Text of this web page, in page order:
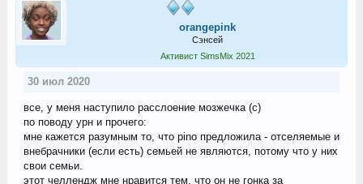
orangepink
Сэнсей
Активист SimsMix 2021
30 июл 2020
все, у меня наступило расслоение мозжечка (с)
по поводу урн и прочего:
мне кажется разумным то, что pino предложила - отселяемые и
внебрачники (если есть) семьей не являются, потому что у них
свои семьи.
этот челлендж мне нравится тем, что он не гонка за